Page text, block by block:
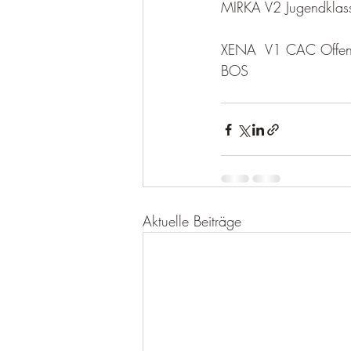
MIRKA V2
XENA  V1 CAC
BOS
Aktuelle Beiträge